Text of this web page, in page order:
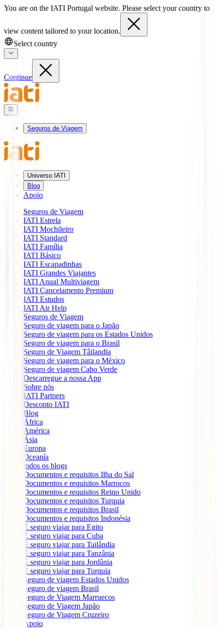
You are on the IATI Portugal website. Please select your country to
view content tailored to your location.
Select country
Continue
Seguros de Viagem
Universo IATI
Blog
Apoio
Seguros de Viagem
IATI Estrela
IATI Mochileiro
IATI Standard
IATI Família
IATI Básico
IATI Escapadinhas
IATI Grandes Viajantes
IATI Anual Multiviagem
IATI Cancelamento Premium
IATI Estudos
IATI Air Help
Seguros de Viagem
Seguro de viagem para o Japão
Seguro de viagem para os Estados Unidos
Seguro de viagem para o Brasil
Seguro de Viagem Tâilandia
Seguro de viagem para o México
Seguro de viagem Cabo Verde
Descarregue a nossa App
Sobre nós
IATI Partners
Desconto IATI
Blog
África
América
Ásia
Europa
Oceanía
todos os blogs
Documentos e requisitos Ilha do Sal
Documentos e requisitos Marrocos
Documentos e requisitos Reino Unido
Documentos e requisitos Turquia
Documentos e requisitos Brasil
Documentos e requisitos Indonésia
É seguro viajar para Egito
É seguro viajar para Cuba
É seguro viajar para Tailândia
É seguro viajar para Tanzânia
É seguro viajar para Jordânia
É seguro viajar para Turquia
Seguro de viagem Estados Unidos
Seguro de viagem Brasil
Seguro de Viagem Marruecos
Seguro de Viagem Japão
Seguro de Viagem Cruzeiro
Apoio